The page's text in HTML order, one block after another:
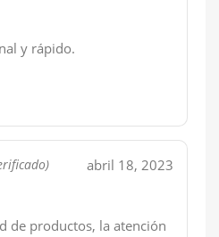
y rápido.
abril 18, 2023
de productos, la atención